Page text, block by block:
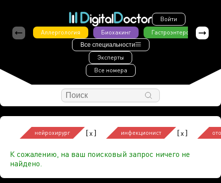
Войти
Аллергология
Биохакинг Гастроэнтерология
Все специальности
Эксперты
Все номера
нейрохирург [x] инфекционист [x]
К сожалению, на ваш поисковый запрос ничего не
найдено.